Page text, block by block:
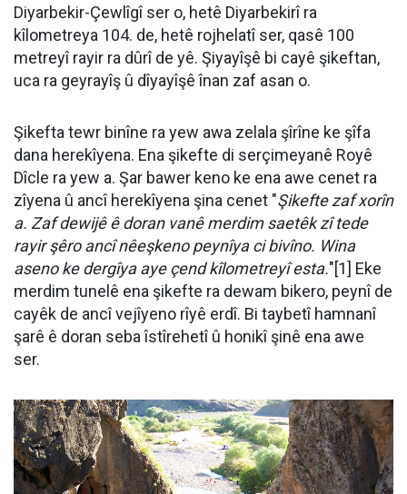
Diyarbekir-Çewlîgî ser o, hetê Diyarbekirî ra
kîlometreya 104. de, hetê rojhelatî ser, qasê 100
metreyî rayir ra dûrî de yê. Şiyayîşê bi cayê şikeftan,
uca ra geyrayîş û dîyayîşê înan zaf asan o.
Şikefta tewr binîne ra yew awa zelala şîrîne ke şîfa
dana herekîyena. Ena şikefte di serçimeyanê Royê
Dîcle ra yew a. Şar bawer keno ke ena awe cenet ra
zîyena û ancî herekîyena şina cenet "Şikefte zaf xorîn
a. Zaf dewijê ê doran vanê merdim saetêk zî tede
rayir şêro ancî nêeşkeno peynîya ci bivîno. Wina
aseno ke dergîya aye çend kîlometreyî esta."[1] Eke
merdim tunelê ena şikefte ra dewam bikero, peynî de
cayêk de ancî vejîyeno rîyê erdî. Bi taybetî hamnanî
şarê ê doran seba îstîrehetî û honikî şinê ena awe
ser.